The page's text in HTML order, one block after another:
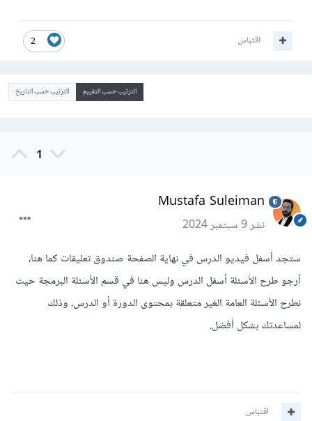
2 اقتباس
الترتيب حسب التقييم الترتيب حسب التاريخ
1
Mustafa Suleiman
نشر9 سبتمبر 2024
ستجد أسفل فيديو الدرس في نهاية الصفحة صندوق تعليقات كما هنا،
أرجو طرح الأسئلة أسفل الدرس وليس هنا في قسم الأسئلة البرمجة حيث
نطرح الأسئلة العامة الغير متعلقة بمحتوى الدورة أو الدرس، وذلك
لمساعدتك بشكل أفضل.
اقتباس